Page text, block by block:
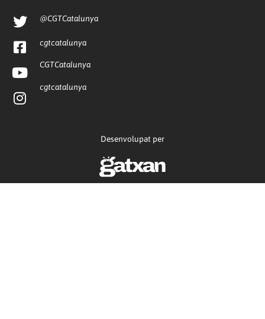
@CGTCatalunya
cgtcatalunya
CGTCatalunya
cgtcatalunya
Desenvolupat per